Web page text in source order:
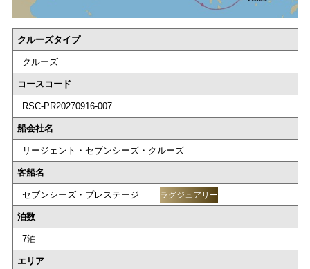
クルーズタイプ
クルーズ
コースコード
RSC-PR20270916-007
船会社名
リージェント・セブンシーズ・クルーズ
客船名
セブンシーズ・プレステージ ラグジュアリー
泊数
7泊
エリア